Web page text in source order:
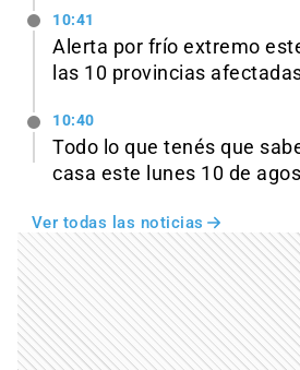
10:41
Alerta por frío extremo
las 10 provincias
10:40
Todo lo que tenés que
casa este lunes 10 de
Ver todas las noticias